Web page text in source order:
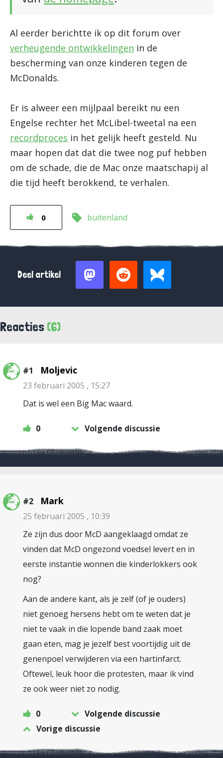
Al eerder berichtte ik op dit forum over
verheugende ontwikkelingen in de
bescherming van onze kinderen tegen de
McDonalds.
Er is alweer een mijlpaal bereikt nu een
Engelse rechter het McLibel-tweetal na een
recordproces in het gelijk heeft gesteld. Nu
maar hopen dat dat die twee nog puf hebben
om de schade, die de Mac onze maatschapij al
die tijd heeft berokkend, te verhalen.
0 buitenland
Deel artikel
Reacties (6)
#1 Moljevic
23 februari 2005 , 15:27
Dat is wel een Big Mac waard.
0 Volgende discussie
#2 Mark
25 februari 2005 , 10:39
Ze zijn dus door McD aangeklaagd omdat ze
vinden dat McD ongezond voedsel levert en in
eerste instantie wonnen die kinderlokkers ook
nog?
Aan de andere kant, als je zelf (of je ouders)
niet genoeg hersens hebt om te weten dat je
niet te vaak in die lopende band zaak moet
gaan eten, mag je jezelf best voortijdig uit de
genenpoel verwijderen via een hartinfarct.
Oftewel, leuk hoor die protesten, maar ik vind
ze ook weer niet zo nodig.
0
Volgende discussie
Vorige discussie